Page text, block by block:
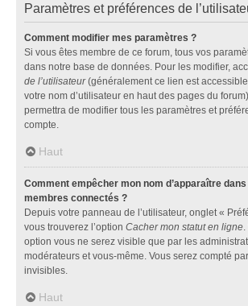
Paramètres et préférences de
Comment modifier mes paramètres ?
Si vous êtes membre de ce forum, tous vos
dans notre base de données. Pour les modifier,
de l’utilisateur(généralement ce lien est
votre nom d’utilisateur en haut des pages du
permettra de modifier tous les paramètres et
compte.
Haut
Comment empêcher mon nom d’apparaître
membres connectés ?
Depuis votre panneau de l’utilisateur, onglet «
vous trouverez l’option Cacher mon statut en ligne
option vous ne serez visible que par les
modérateurs et vous-même. Vous serez compté
invisibles.
Haut